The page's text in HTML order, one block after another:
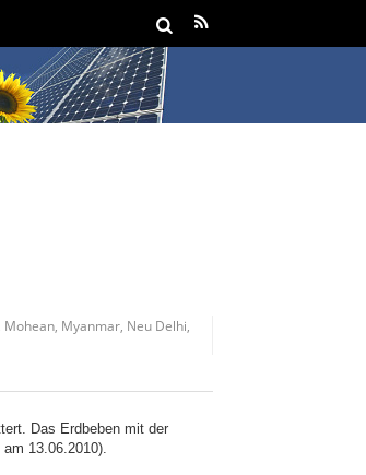
Mohean Myanmar Neu Delhi
Das Erdbeben mit der
13.06.2010).